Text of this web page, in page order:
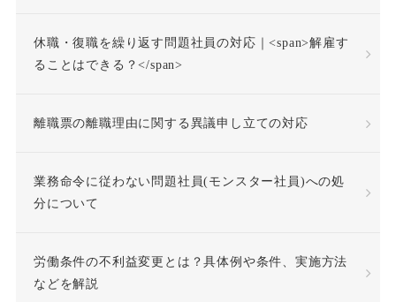
休職・復職を繰り返す問題社員の対応｜<span>解雇す
ることはできる？</span>
離職票の離職理由に関する異議申し立ての対応
業務命令に従わない問題社員(モンスター社員)への処
分について
労働条件の不利益変更とは？具体例や条件、実施方法
などを解説